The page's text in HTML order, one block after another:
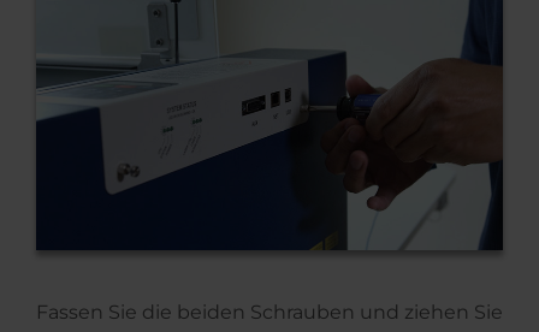
Fassen Sie die beiden Schrauben und ziehen Sie